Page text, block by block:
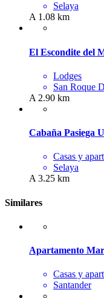
Selaya
A 1.08 km
El Escondite del
Lodges
San Roque
A 2.90 km
Cabaña Pasiega
Casas y
Selaya
A 3.25 km
Similares
Apartamento
Casas y
Santander